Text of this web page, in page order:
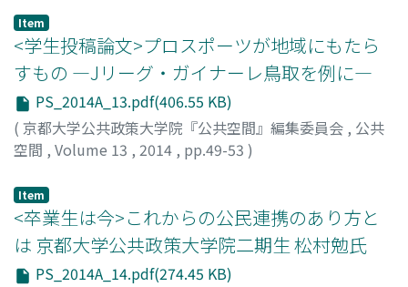
Item
<学生投稿論文>プロスポーツが地域にもたら
すもの ―Jリーグ・ガイナーレ鳥取を例に―
PS_2014A_13.pdf(406.55 KB)
( 京都大学公共政策大学院『公共空間』編集委員会 , 公共
空間 , Volume 13 , 2014 , pp.49-53 )
Item
<卒業生は今>これからの公民連携のあり方と
は 京都大学公共政策大学院二期生 松村勉氏
PS_2014A_14.pdf(274.45 KB)